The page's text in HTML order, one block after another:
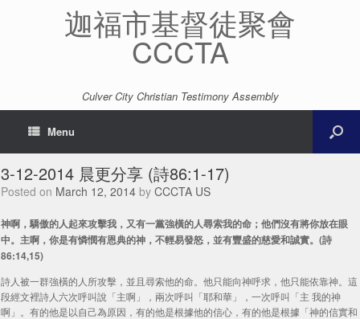
迦福市基督徒聚會
CCCTA
Culver City Christian Testimony Assembly
Menu
3-12-2014 晨更分享 (詩86:1-17)
Posted on March 12, 2014 by CCCTA US
神啊，驕傲的人起來攻擊我，又有一黨強橫的人尋索我的命；他們沒有將你放在眼
中。主啊，你是有憐憫有恩典的神，不輕易發怒，並有豐盛的慈愛和誠實。(詩
86:14,15)
詩人被一群強橫的人所攻擊，並且尋索他的命。他只能向神呼求，他只能依靠神。這
段經文裡詩人六次呼叫說「主啊」，兩次呼叫「耶和華」，一次呼叫「主 我的神
啊」。有的他是以自己為原因，有的他是根據他的信心，有的他是根據「神的信實和